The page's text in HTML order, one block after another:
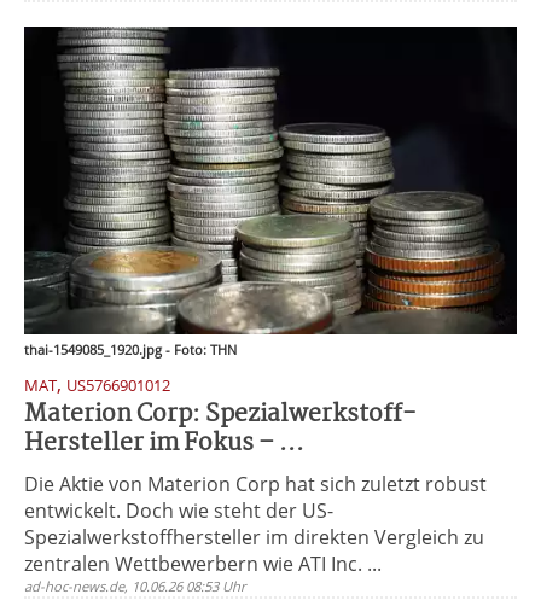
thai-1549085_1920.jpg - Foto: THN
MAT, US5766901012
Materion Corp: Spezialwerkstoff-
Hersteller im Fokus – ...
Die Aktie von Materion Corp hat sich zuletzt robust
entwickelt. Doch wie steht der US-
Spezialwerkstoffhersteller im direkten Vergleich zu
zentralen Wettbewerbern wie ATI Inc. ...
ad-hoc-news.de, 10.06.26 08:53 Uhr